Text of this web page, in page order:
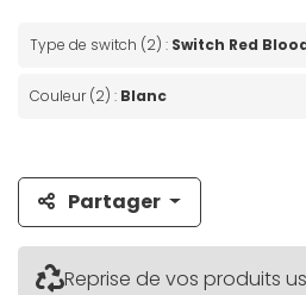
Type de switch (2) : Switch Red
Couleur (2) : Blanc
Partager
Reprise de vos produits